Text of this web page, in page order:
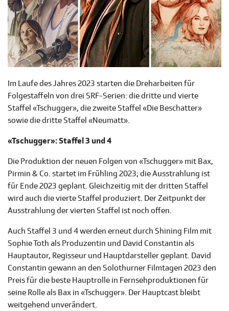
Im Laufe des Jahres 2023 starten die Dreharbeiten für
Folgestaffeln von drei SRF-Serien: die dritte und vierte
Staffel «Tschugger», die zweite Staffel «Die Beschatter»
sowie die dritte Staffel «Neumatt».
«Tschugger»: Staffel 3 und 4
Die Produktion der neuen Folgen von «Tschugger» mit Bax,
Pirmin & Co. startet im Frühling 2023; die Ausstrahlung ist
für Ende 2023 geplant. Gleichzeitig mit der dritten Staffel
wird auch die vierte Staffel produziert. Der Zeitpunkt der
Ausstrahlung der vierten Staffel ist noch offen.
Auch Staffel 3 und 4 werden erneut durch Shining Film mit
Sophie Toth als Produzentin und David Constantin als
Hauptautor, Regisseur und Hauptdarsteller geplant. David
Constantin gewann an den Solothurner Filmtagen 2023 den
Preis für die beste Hauptrolle in Fernsehproduktionen für
seine Rolle als Bax in «Tschugger». Der Hauptcast bleibt
weitgehend unverändert.